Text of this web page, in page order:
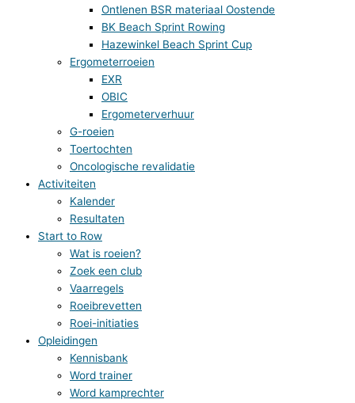
Ontlenen BSR materiaal Oostende
BK Beach Sprint Rowing
Hazewinkel Beach Sprint Cup
Ergometerroeien
EXR
OBIC
Ergometerverhuur
G-roeien
Toertochten
Oncologische revalidatie
Activiteiten
Kalender
Resultaten
Start to Row
Wat is roeien?
Zoek een club
Vaarregels
Roeibrevetten
Roei-initiaties
Opleidingen
Kennisbank
Word trainer
Word kamprechter